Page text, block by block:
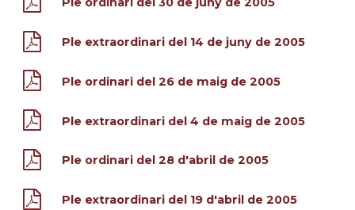
Ple extraordinari del 14 de juny de 2005
Ple ordinari del 26 de maig de 2005
Ple extraordinari del 4 de maig de 2005
Ple ordinari del 28 d'abril de 2005
Ple extraordinari del 19 d'abril de 2005